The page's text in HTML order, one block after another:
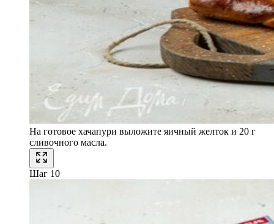
На готовое хачапури выложите яичный желток и 20 г
сливочного масла.
Шаг 10